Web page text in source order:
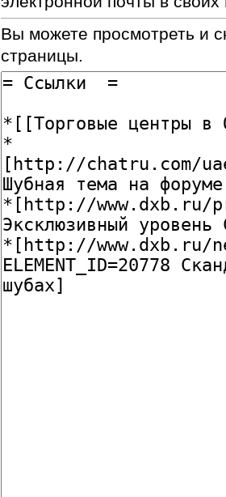
Вы можете просмотреть и
страницы.